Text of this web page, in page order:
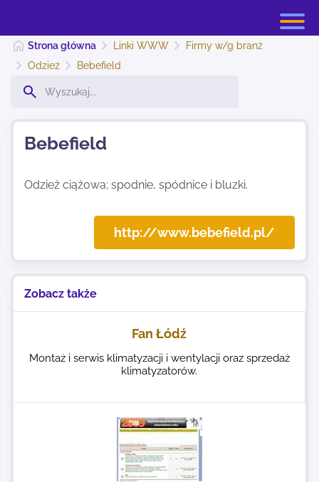
Strona główna Linki WWW
Firmy w/g branż
Odzież
Bebefield
Bebefield
Odzież ciążowa; spodnie, spódnice i bluzki.
http://www.bebefield.pl/
Zobacz także
Fan Łódź
Montaż i serwis klimatyzacji i wentylacji oraz sprzedaż
klimatyzatorów.